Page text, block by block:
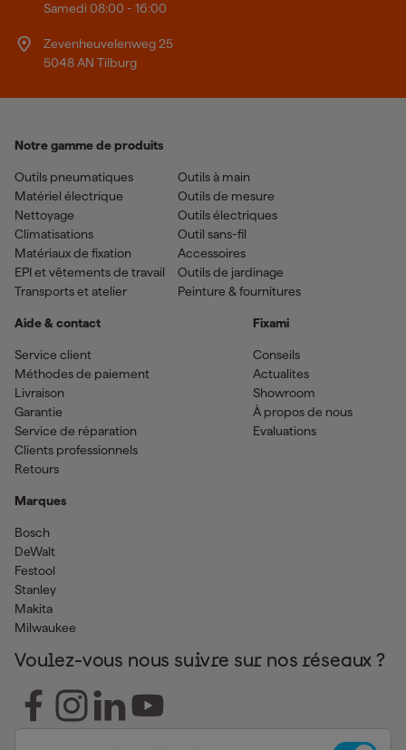
Samedi 08:00 - 16:00
Zevenheuvelenweg 25
5048 AN Tilburg
Notre gamme de produits
Outils pneumatiques
Matériel électrique
Nettoyage
Climatisations
Matériaux de fixation
EPI et vêtements de travail
Transports et atelier
Outils à main
Outils de mesure
Outils électriques
Outil sans-fil
Accessoires
Outils de jardinage
Peinture & fournitures
Aide & contact
Service client
Méthodes de paiement
Livraison
Garantie
Service de réparation
Clients professionnels
Retours
Marques
Bosch
DeWalt
Festool
Stanley
Makita
Milwaukee
Fixami
Conseils
Actualites
Showroom
À propos de nous
Evaluations
Voulez-vous nous suivre sur nos réseaux ?